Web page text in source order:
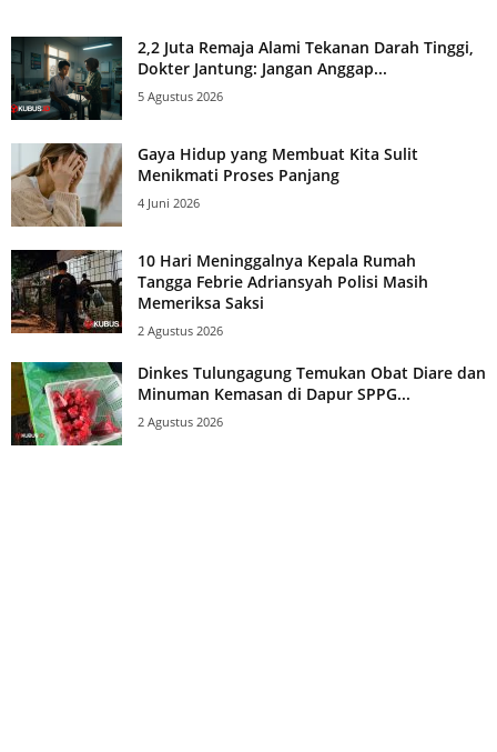
2,2 Juta Remaja Alami Tekanan Darah Tinggi,
Dokter Jantung: Jangan Anggap...
5 Agustus 2026
Gaya Hidup yang Membuat Kita Sulit
Menikmati Proses Panjang
4 Juni 2026
10 Hari Meninggalnya Kepala Rumah
Tangga Febrie Adriansyah Polisi Masih
Memeriksa Saksi
2 Agustus 2026
Dinkes Tulungagung Temukan Obat Diare dan
Minuman Kemasan di Dapur SPPG...
2 Agustus 2026